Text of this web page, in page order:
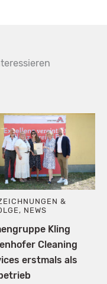
&
, NEWS
Kling
Cleaning
erstmals als